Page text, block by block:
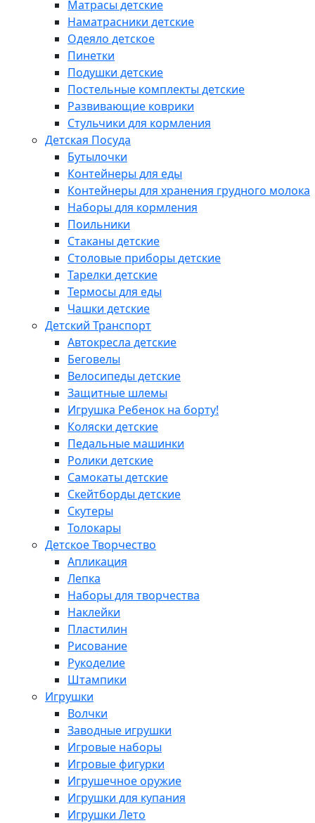
Матрасы детские
Наматрасники детские
Одеяло детское
Пинетки
Подушки детские
Постельные комплекты детские
Развивающие коврики
Стульчики для кормления
Детская Посуда
Бутылочки
Контейнеры для еды
Контейнеры для хранения грудного молока
Наборы для кормления
Поильники
Стаканы детские
Столовые приборы детские
Тарелки детские
Термосы для еды
Чашки детские
Детский Транспорт
Автокресла детские
Беговелы
Велосипеды детские
Защитные шлемы
Игрушка Ребенок на борту!
Коляски детские
Педальные машинки
Ролики детские
Самокаты детские
Скейтборды детские
Скутеры
Толокары
Детское Творчество
Апликация
Лепка
Наборы для творчества
Наклейки
Пластилин
Рисование
Рукоделие
Штампики
Игрушки
Волчки
Заводные игрушки
Игровые наборы
Игровые фигурки
Игрушечное оружие
Игрушки для купания
Игрушки Лето